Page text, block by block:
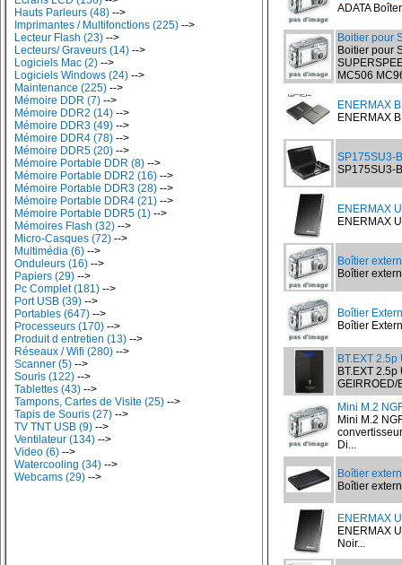
Hauts Parleurs (48) -->
Imprimantes / Multifonctions (225) -->
Lecteur Flash (23) -->
Lecteurs/ Graveurs (14) -->
Logiciels Mac (2) -->
Logiciels Windows (24) -->
Maintenance (225) -->
Mémoire DDR (7) -->
Mémoire DDR2 (14) -->
Mémoire DDR3 (49) -->
Mémoire DDR4 (78) -->
Mémoire DDR5 (20) -->
Mémoire Portable DDR (8) -->
Mémoire Portable DDR2 (16) -->
Mémoire Portable DDR3 (28) -->
Mémoire Portable DDR4 (21) -->
Mémoire Portable DDR5 (1) -->
Mémoires Flash (32) -->
Micro-Casques (72) -->
Multimédia (6) -->
Onduleurs (16) -->
Papiers (29) -->
Pc Complet (181) -->
Port USB (39) -->
Portables (647) -->
Processeurs (170) -->
Produit d entretien (13) -->
Réseaux / Wifi (280) -->
Scanner (5) -->
Souris (122) -->
Tablettes (43) -->
Tampons, Cartes de Visite (25) -->
Tapis de Souris (27) -->
TV TNT USB (9) -->
Ventilateur (134) -->
Video (6) -->
Watercooling (34) -->
Webcams (29) -->
ADATA
Boitier pour
Boitier pour
MC506
ENERMAX
ENERMAX
SP175SU3-
SP175SU3-
ENERMAX
ENERMAX
Boîtier
Boîtier
Boîtier
Boîtier
BT.EXT
BT.EXT
GEIRROED/
Mini M.2
Mini M.2
Di...
Boîtier
Boîtier
ENERMAX
ENERMAX
Noir...